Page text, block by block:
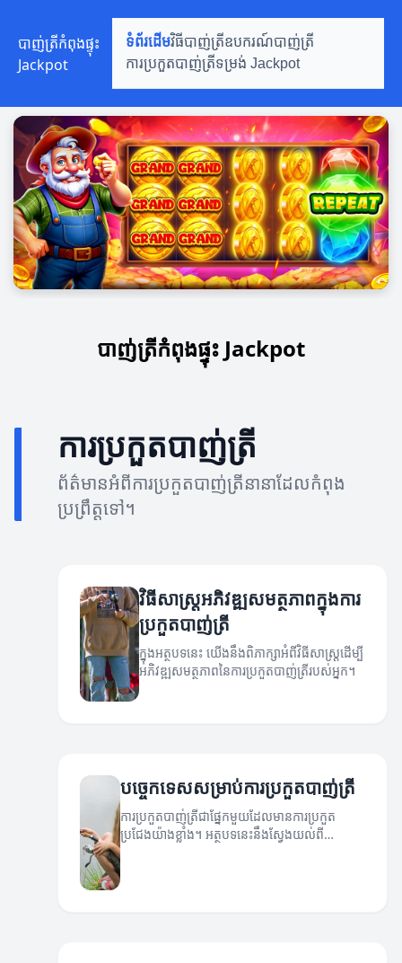
បាញ់ត្រីកំពុងផ្ទុះ
Jackpot
ទំព័រដើមវិធីបាញ់ត្រីឧបករណ៍បាញ់ត្រី
ការប្រកួតបាញ់ត្រីទម្រង់ Jackpot
បាញ់ត្រីកំពុងផ្ទុះ Jackpot
ការប្រកួតបាញ់ត្រី
ព័ត៌មានអំពីការប្រកួតបាញ់ត្រីនានាដែលកំពុង
ប្រព្រឹត្តទៅ។
វិធីសាស្ត្រអភិវឌ្ឍសមត្ថភាពក្នុងការ
ប្រកួតបាញ់ត្រី
ក្នុងអត្ថបទនេះ យើងនឹងពិភាក្សាអំពីវិធីសាស្ត្រដើម្បី
អភិវឌ្ឍសមត្ថភាពនៃការប្រកួតបាញ់ត្រីរបស់អ្នក។
បច្ចេកទេសសម្រាប់ការប្រកួតបាញ់ត្រី
ការប្រកួតបាញ់ត្រីជាផ្នែកមួយដែលមានការប្រកួត
ប្រជែងយ៉ាងខ្លាំង។ អត្ថបទនេះនឹងស្វែងយល់ពី